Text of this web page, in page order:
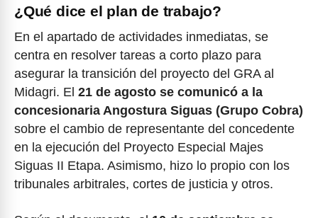
¿Qué dice el plan de trabajo?
En el apartado de actividades inmediatas, se
centra en resolver tareas a corto plazo para
asegurar la transición del proyecto del GRA al
Midagri. El 21 de agosto se comunicó a la
concesionaria Angostura Siguas (Grupo Cobra)
sobre el cambio de representante del concedente
en la ejecución del Proyecto Especial Majes
Siguas II Etapa. Asimismo, hizo lo propio con los
tribunales arbitrales, cortes de justicia y otros.